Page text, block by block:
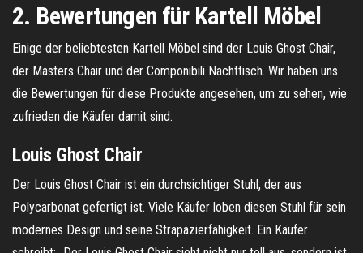
2. Bewertungen für Kartell Möbel
Einige der beliebtesten Kartell Möbel sind der Louis Ghost Chair,
der Masters Chair und der Componibili Nachttisch. Wir haben uns
die Bewertungen für diese Produkte angesehen, um zu sehen, wie
zufrieden die Käufer damit sind.
Louis Ghost Chair
Der Louis Ghost Chair ist ein durchsichtiger Stuhl, der aus
Polycarbonat gefertigt ist. Viele Käufer loben diesen Stuhl für sein
modernes Design und seine Strapazierfähigkeit. Ein Käufer